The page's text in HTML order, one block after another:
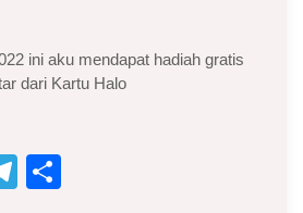
ini aku mendapat hadiah gratis
dari Kartu Halo
T